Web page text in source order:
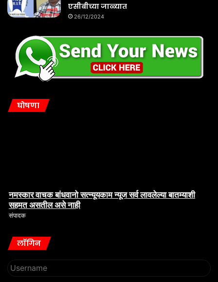
एसीबीच्या जाळ्यात
26/12/2024
घोषणा
सहमत असतील असे नाही
संपादक
लॉगिन